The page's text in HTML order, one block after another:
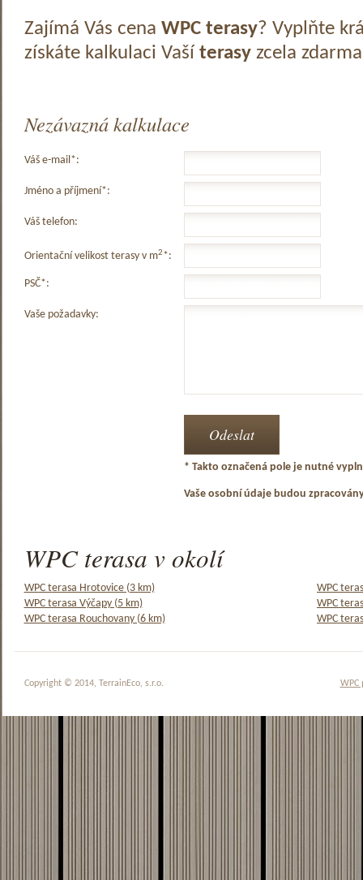
Zajímá Vás cena WPC terasy? Vyplňte
získáte kalkulaci Vaší terasyzcela
Nezávazná kalkulace
Váš e-mail*:
Jméno a příjmení*:
Váš telefon:
Orientační velikost terasy v m2*:
PSČ*:
Vaše požadavky:
* Takto označená pole je nutné
Vaše osobní údaje budou
WPC terasa v okolí
WPC terasa Hrotovice (3 km)
WPC
WPC terasa Výčapy (5 km)
WPC
WPC terasa Rouchovany (6 km)
WPC
WPC
Copyright © 2014, TerrainEco, s.r.o.